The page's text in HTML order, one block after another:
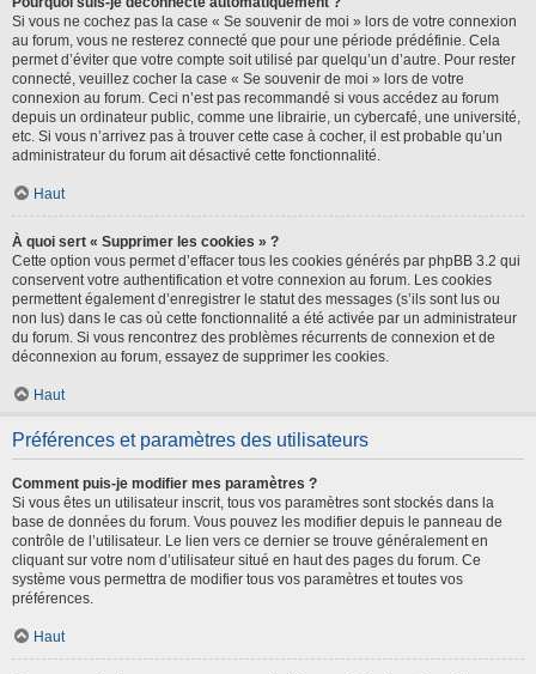
Si vous ne cochez pas la case « Se souvenir de moi » lors de votre connexion
au forum, vous ne resterez connecté que pour une période prédéfinie. Cela
permet d’éviter que votre compte soit utilisé par quelqu’un d’autre. Pour rester
connecté, veuillez cocher la case « Se souvenir de moi » lors de votre
connexion au forum. Ceci n’est pas recommandé si vous accédez au forum
depuis un ordinateur public, comme une librairie, un cybercafé, une université,
etc. Si vous n’arrivez pas à trouver cette case à cocher, il est probable qu’un
administrateur du forum ait désactivé cette fonctionnalité.
Haut
À quoi sert « Supprimer les cookies » ?
Cette option vous permet d’effacer tous les cookies générés par phpBB 3.2 qui
conservent votre authentification et votre connexion au forum. Les cookies
permettent également d’enregistrer le statut des messages (s’ils sont lus ou
non lus) dans le cas où cette fonctionnalité a été activée par un administrateur
du forum. Si vous rencontrez des problèmes récurrents de connexion et de
déconnexion au forum, essayez de supprimer les cookies.
Haut
Préférences et paramètres des utilisateurs
Comment puis-je modifier mes paramètres ?
Si vous êtes un utilisateur inscrit, tous vos paramètres sont stockés dans la
base de données du forum. Vous pouvez les modifier depuis le panneau de
contrôle de l’utilisateur. Le lien vers ce dernier se trouve généralement en
cliquant sur votre nom d’utilisateur situé en haut des pages du forum. Ce
système vous permettra de modifier tous vos paramètres et toutes vos
préférences.
Haut